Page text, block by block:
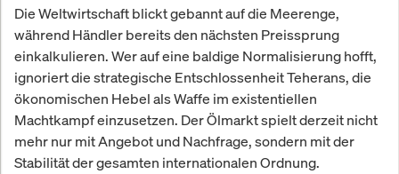
Die Weltwirtschaft blickt gebannt auf die Meerenge,
während Händler bereits den nächsten Preissprung
einkalkulieren. Wer auf eine baldige Normalisierung hofft,
ignoriert die strategische Entschlossenheit Teherans, die
ökonomischen Hebel als Waffe im existentiellen
Machtkampf einzusetzen. Der Ölmarkt spielt derzeit nicht
mehr nur mit Angebot und Nachfrage, sondern mit der
Stabilität der gesamten internationalen Ordnung.